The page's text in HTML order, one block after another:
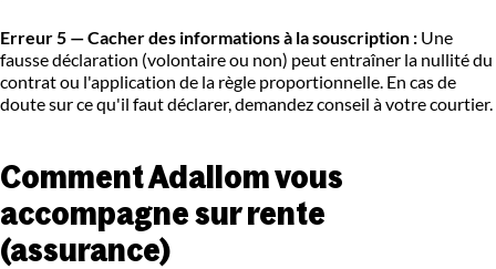
Erreur 5 — Cacher des informations à la souscription : Une
fausse déclaration (volontaire ou non) peut entraîner la nullité du
contrat ou l'application de la règle proportionnelle. En cas de
doute sur ce qu'il faut déclarer, demandez conseil à votre courtier.
Comment Adallom vous
accompagne sur rente
(assurance)